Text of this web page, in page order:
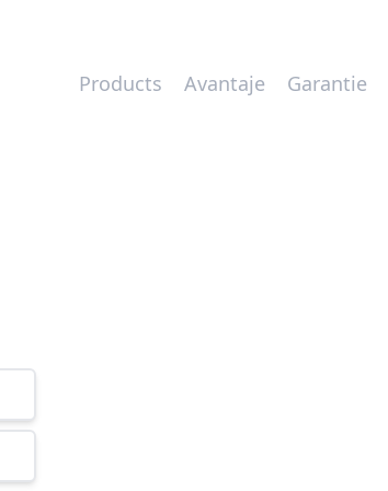
Products Avantaje Garantie